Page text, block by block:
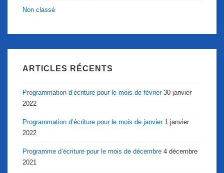
Non classé
ARTICLES RÉCENTS
Programmation d’écriture pour le mois de février 30 janvier
2022
Programmation d’écriture pour le mois de janvier 1 janvier
2022
Programme d’écriture pour le mois de décembre 4 décembre
2021